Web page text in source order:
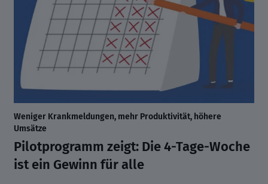
Weniger Krankmeldungen, mehr Produktivität, höhere
Umsätze
Pilotprogramm zeigt: Die 4-Tage-Woche
ist ein Gewinn für alle